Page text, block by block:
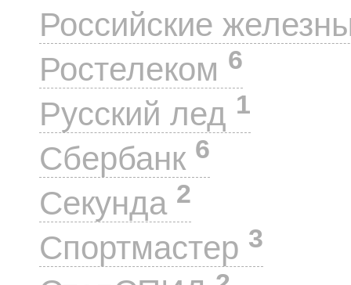
Российские
Ростелеком 6
Русский лед 1
Сбербанк 6
Секунда 2
Спортмастер 3